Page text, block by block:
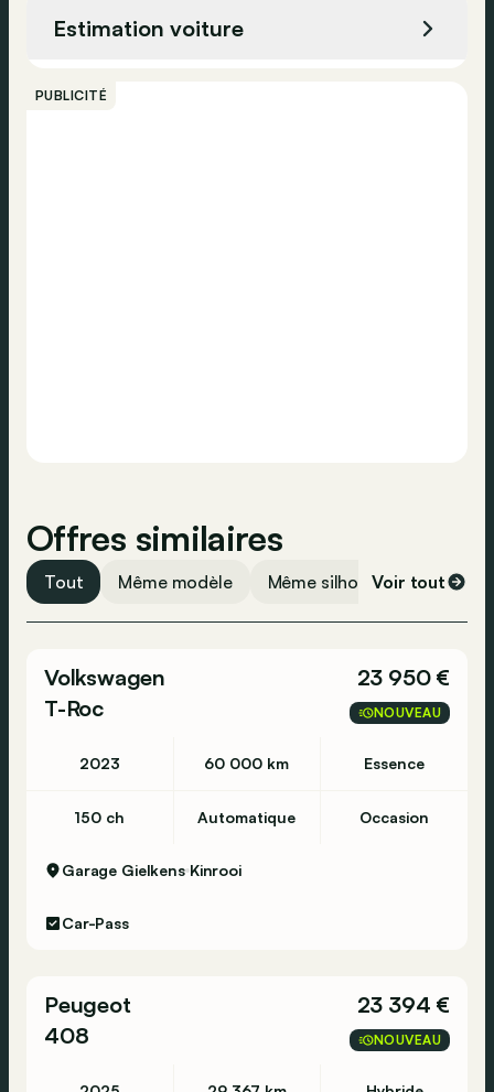
Verrouillage centralisé
Estimation voiture
PUBLICITÉ
Offres similaires
Tout Même modèle Même silhouette Même
Voir tout
Volkswagen
T-Roc
23 950 €
NOUVEAU
2023 60 000 km Essence
150 ch Automatique Occasion
Garage Gielkens Kinrooi
Car-Pass
Peugeot
408
23 394 €
NOUVEAU